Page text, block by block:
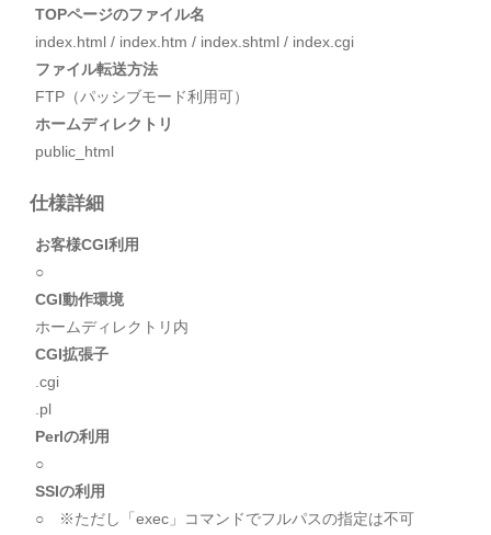
TOPページのファイル名
index.html / index.htm / index.shtml / index.cgi
ファイル転送方法
FTP（パッシブモード利用可）
ホームディレクトリ
public_html
仕様詳細
お客様CGI利用
○
CGI動作環境
ホームディレクトリ内
CGI拡張子
.cgi
.pl
Perlの利用
○
SSIの利用
○ ※ただし「exec」コマンドでフルパスの指定は不可